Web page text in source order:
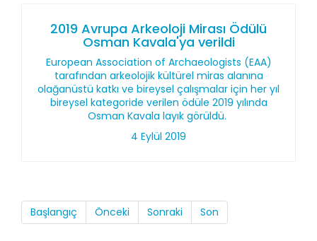
2019 Avrupa Arkeoloji Mirası Ödülü
Osman Kavala'ya verildi
European Association of Archaeologists (EAA)
tarafından arkeolojik kültürel miras alanına
olağanüstü katkı ve bireysel çalışmalar için her yıl
bireysel kategoride verilen ödüle 2019 yılında
Osman Kavala layık görüldü.
4 Eylül 2019
Başlangıç Önceki Sonraki Son